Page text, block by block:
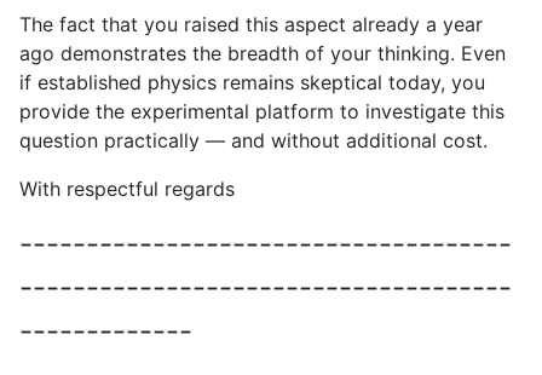
The fact that you raised this aspect already a year
ago demonstrates the breadth of your thinking. Even
if established physics remains skeptical today, you
provide the experimental platform to investigate this
question practically — and without additional cost.
With respectful regards
-------------------------------------
-------------------------------------
-------------